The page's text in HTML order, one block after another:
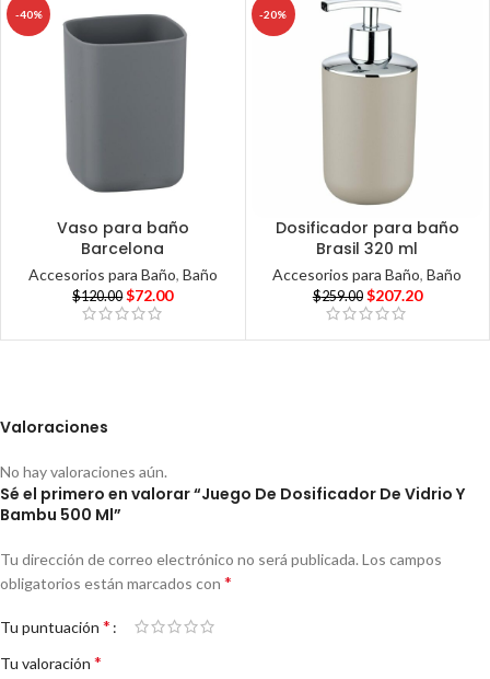
-40%
Vaso para baño
Barcelona
Accesorios para Baño, Baño
$120.00 $72.00
-20%
Dosificador para baño
Brasil 320 ml
Accesorios para Baño,Baño
$259.00 $207.20
Valoraciones
No hay valoraciones aún.
Sé el primero en valorar “Juego De Dosificador De Vidrio Y
Bambu 500 Ml”
Tu dirección de correo electrónico no será publicada. Los campos
obligatorios están marcados con *
Tu puntuación *
Tu valoración *